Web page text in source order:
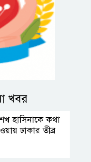
খবর
হাসিনাকে কথা
ঢাকার তীব্র